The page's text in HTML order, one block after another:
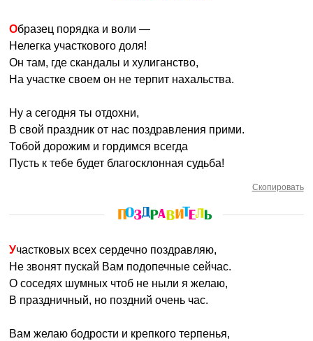
Образец порядка и воли —
Нелегка участкового доля!
Он там, где скандалы и хулиганство,
На участке своем он не терпит нахальства.
Ну а сегодня ты отдохни,
В свой праздник от нас поздравления прими.
Тобой дорожим и гордимся всегда
Пусть к тебе будет благосклонная судьба!
Скопировать
Участковых всех сердечно поздравляю,
Не звонят пускай Вам подопечные сейчас.
О соседях шумных чтоб не ныли я желаю,
В праздничный, но поздний очень час.
Вам желаю бодрости и крепкого терпенья,